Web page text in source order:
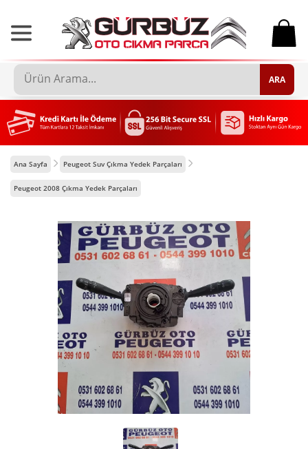
0
ARA
Ana Sayfa Peugeot Suv Çıkma Yedek Parçaları
Peugeot 2008 Çıkma Yedek Parçaları